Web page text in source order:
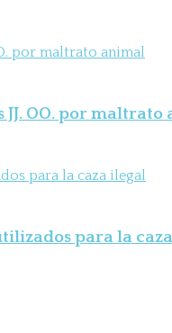
OO. por maltrato
para la